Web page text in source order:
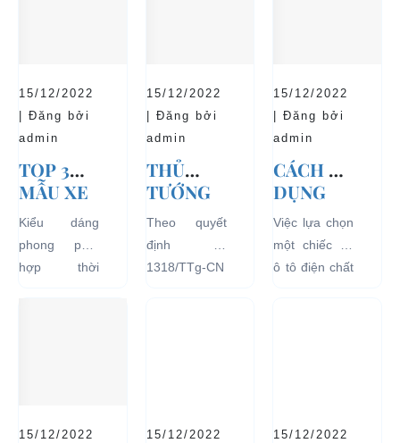
15/12/2022
| Đăng bởi
admin
TOP 3
MẪU XE
Ô TÔ
ĐIỆN
THỊNH
HÀNH VÀ
Kiểu dáng
phong phú,
hợp thời
15/12/2022
| Đăng bởi
admin
THỦ
TƯỚNG
CHÍNH
PHỦ
ĐỒNG Ý
TẠI CÁC
Theo quyết
định số
1318/TTg-CN
15/12/2022
| Đăng bởi
admin
CÁCH SỬ
DỤNG
XE Ô TÔ
ĐIỆN ĐỂ
TĂNG
TUỔI
Việc lựa chọn
một chiếc xe
ô tô điện chất
15/12/2022 15/12/2022 15/12/2022